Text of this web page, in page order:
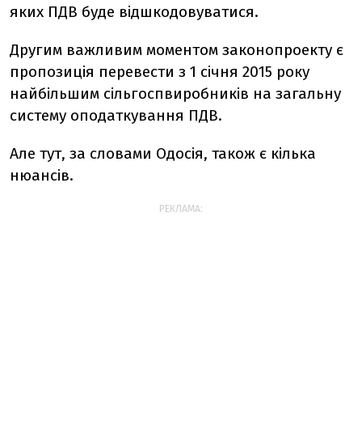
яких ПДВ буде відшкодовуватися.
Другим важливим моментом законопроекту є
пропозиція перевести з 1 січня 2015 року
найбільшим сільгоспвиробників на загальну
систему оподаткування ПДВ.
Але тут, за словами Одосія, також є кілька
нюансів.
РЕКЛАМА: